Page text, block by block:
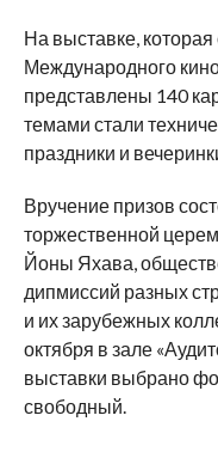
На выставке, которая
Международного
представлены 140
темами стали
праздники и
Вручение призов
торжественной
Йоны Яхава,
дипмиссий разных
и их зарубежных
октября в зале
выставки выбрано
свободный.